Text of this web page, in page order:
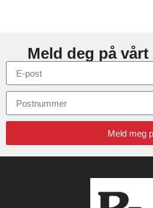
Meld deg på
Meld meg